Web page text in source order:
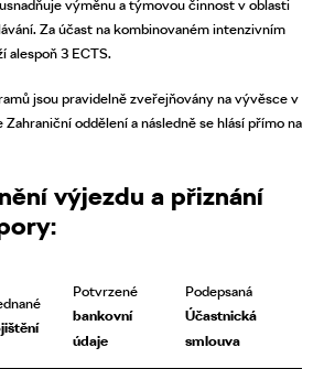
výměnu a týmovou činnost v oblasti
Za účast na kombinovaném intenzivním
alespoň 3 ECTS.
jsou pravidelně zveřejňovány na vývěsce v
oddělení a následně se hlásí přímo na
výjezdu a přiznání
Potvrzené
bankovní
údaje
Podepsaná
Účastnická
smlouva